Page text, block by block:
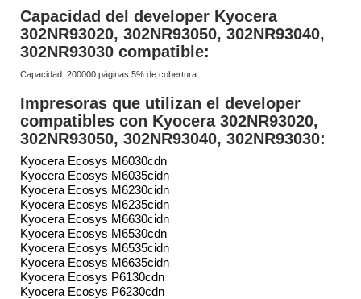
Capacidad del developer Kyocera
302NR93020, 302NR93050, 302NR93040,
302NR93030 compatible:
Capacidad: 200000 páginas 5% de cobertura
Impresoras que utilizan el developer
compatibles con Kyocera 302NR93020,
302NR93050, 302NR93040, 302NR93030:
Kyocera Ecosys M6030cdn
Kyocera Ecosys M6035cidn
Kyocera Ecosys M6230cidn
Kyocera Ecosys M6235cidn
Kyocera Ecosys M6630cidn
Kyocera Ecosys M6530cdn
Kyocera Ecosys M6535cidn
Kyocera Ecosys M6635cidn
Kyocera Ecosys P6130cdn
Kyocera Ecosys P6230cdn